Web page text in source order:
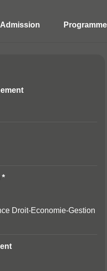
Admission Programme
*
Droit-Economie-Gestion